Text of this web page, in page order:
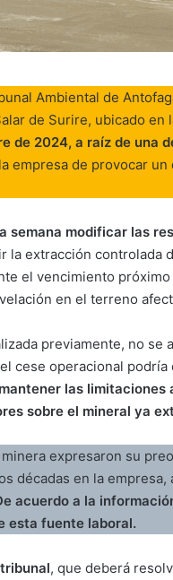
Ambiental de
de Surire, ubicado en
de 2024, a raíz de una
empresa de provocar
semana modificar las
la extracción controlada
el vencimiento
en el terreno
previamente, no
cese operacional
las
sobre el mineral ya
expresaron su
décadas en la
acuerdo a la
esta fuente laboral.
, que deberá